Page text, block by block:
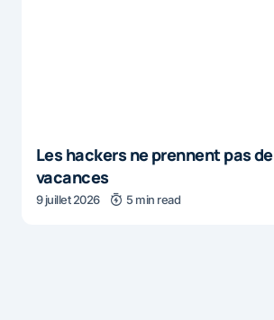
Les hackers ne prennent pas de
vacances
9 juillet 2026 5 min read